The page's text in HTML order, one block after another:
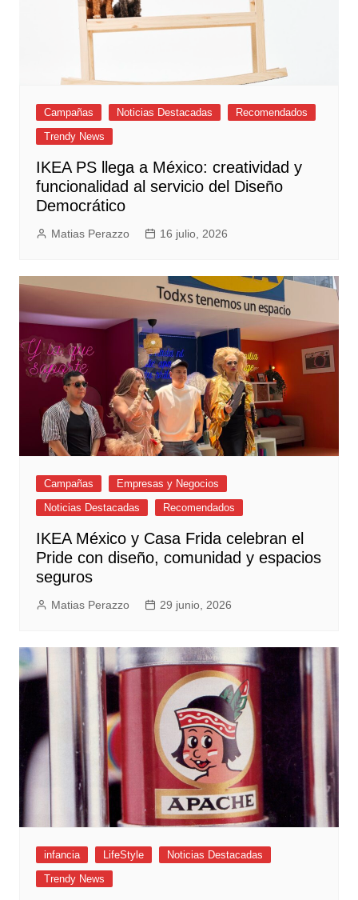
Campañas Noticias Destacadas
Recomendados
Trendy News
IKEA PS llega a México: creatividad y
funcionalidad al servicio del Diseño
Democrático
Matias Perazzo 16 julio, 2026
Campañas
Empresas y Negocios
Noticias Destacadas
Recomendados
IKEA México y Casa Frida celebran el
Pride con diseño, comunidad y espacios
seguros
Matias Perazzo 29 junio, 2026
infancia LifeStyle
Noticias Destacadas
Trendy News